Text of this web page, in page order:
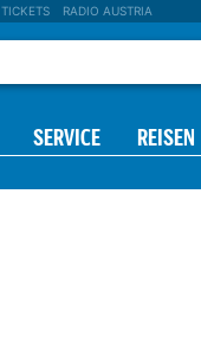
TICKETS RADIO AUSTRIA
SERVICE REISEN